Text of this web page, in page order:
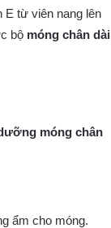
E từ viên nang lên
bộ móng chân dài
móng chân
ẩm cho móng.